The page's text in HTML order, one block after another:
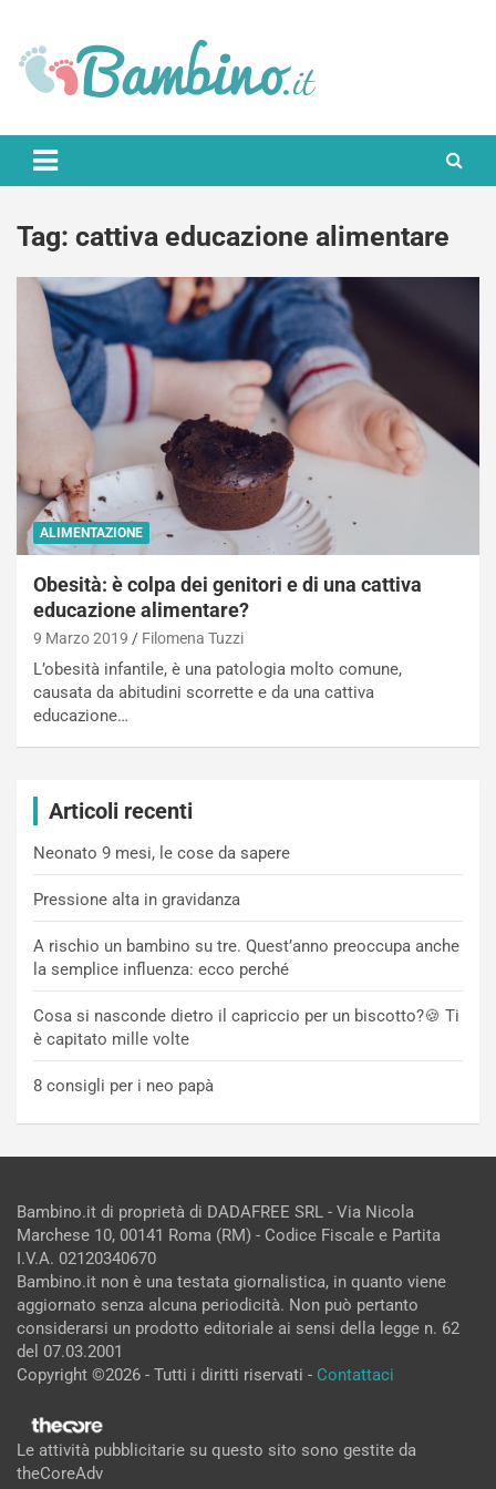
content
Bambino.it
Tag: cattiva educazione alimentare
ALIMENTAZIONE
Obesità: è colpa dei genitori e di una cattiva
educazione alimentare?
9 Marzo 2019 Filomena Tuzzi
L’obesità infantile, è una patologia molto comune,
causata da abitudini scorrette e da una cattiva
educazione…
Articoli recenti
Neonato 9 mesi, le cose da sapere
Pressione alta in gravidanza
A rischio un bambino su tre. Quest’anno preoccupa anche
la semplice influenza: ecco perché
Cosa si nasconde dietro il capriccio per un biscotto?🍪 Ti
è capitato mille volte
8 consigli per i neo papà
Bambino.it di proprietà di DADAFREE SRL - Via Nicola
Marchese 10, 00141 Roma (RM) - Codice Fiscale e Partita
I.V.A. 02120340670
Bambino.it non è una testata giornalistica, in quanto viene
aggiornato senza alcuna periodicità. Non può pertanto
considerarsi un prodotto editoriale ai sensi della legge n. 62
del 07.03.2001
Copyright ©2026 - Tutti i diritti riservati - Contattaci
Le attività pubblicitarie su questo sito sono gestite da
theCoreAdv